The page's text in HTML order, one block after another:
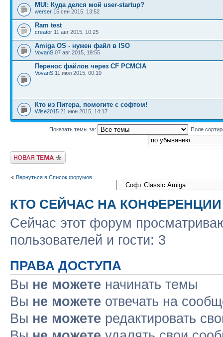
MUI: Куда делся мой user-startup?
werser 15 сен 2015, 13:52
Ram test
creator 11 авг 2015, 10:25
Amiga OS - нужен файл в ISO
VovanS 07 авг 2015, 19:55
Перенос файлов через CF PCMCIA
VovanS 11 июл 2015, 00:19
Кто из Питера, помогите с софтом!
Wise2015 21 июн 2015, 14:17
Показать темы за: Поле
Новая тема
Вернуться в Список форумов
КТО СЕЙЧАС НА КОНФЕРЕНЦИИ
Сейчас этот форум
пользователей и гости: 3
ПРАВА ДОСТУПА
Вы не можете начинать темы
Вы не можете отвечать на
Вы не можете редактировать